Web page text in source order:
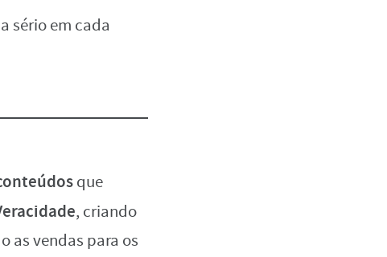
sério em cada
que
, criando
as vendas para os